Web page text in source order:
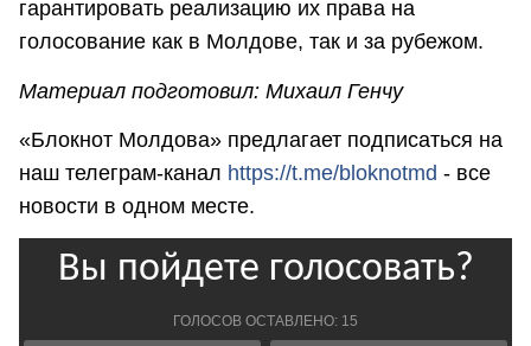
гарантировать реализацию их права на
голосование как в Молдове, так и за рубежом.
Материал подготовил: Михаил Генчу
«Блокнот Молдова» предлагает подписаться на
наш телеграм-канал https://t.me/bloknotmd - все
новости в одном месте.